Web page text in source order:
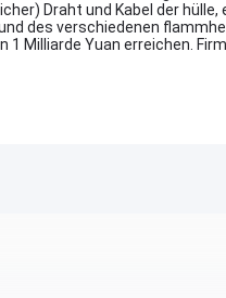
Draht und Kabel der
des verschiedenen
Milliarde Yuan erreichen.